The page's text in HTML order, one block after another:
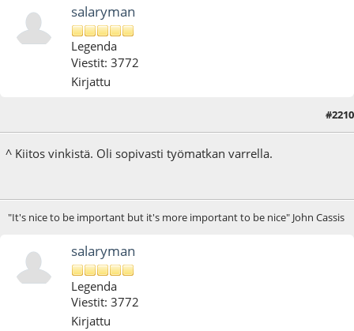
salaryman
Legenda
Viestit: 3772
Kirjattu
#2210
^ Kiitos vinkistä. Oli sopivasti työmatkan varrella.
"It's nice to be important but it's more important to be nice" John Cassis
salaryman
Legenda
Viestit: 3772
Kirjattu